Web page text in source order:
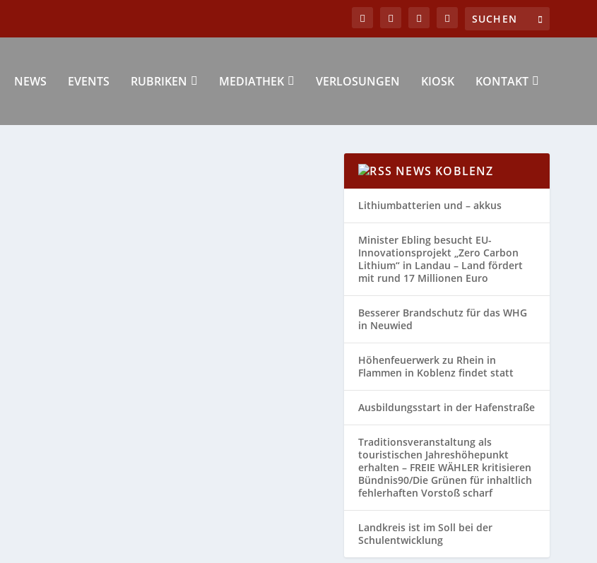
NEWS EVENTS RUBRIKEN MEDIATHEK VERLOSUNGEN KIOSK KONTAKT
NEWS KOBLENZ
Lithiumbatterien und – akkus
Minister Ebling besucht EU-
Innovationsprojekt „Zero Carbon
Lithium“ in Landau – Land fördert
mit rund 17 Millionen Euro
Besserer Brandschutz für das WHG
in Neuwied
Höhenfeuerwerk zu Rhein in
Flammen in Koblenz findet statt
Ausbildungsstart in der Hafenstraße
Traditionsveranstaltung als
touristischen Jahreshöhepunkt
erhalten – FREIE WÄHLER kritisieren
Bündnis90/Die Grünen für inhaltlich
fehlerhaften Vorstoß scharf
Landkreis ist im Soll bei der
Schulentwicklung